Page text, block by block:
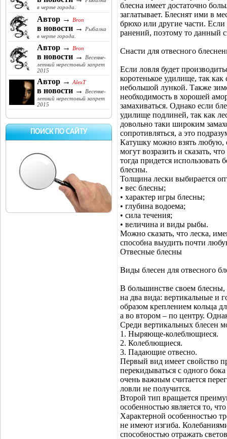
в черте города.
Автор → Bron
в новости →
Рыбалка
в черте города.
Автор → Bron
в новости →
Весенне-
летний нерестовый запрет
2015
Автор → AlexT
в новости →
Весенне-
летний нерестовый запрет
2015
ПОИСК ПО САЙТУ
блесна имеет достаточно
заглатывает. Блеснят ими в
брюхо или другие части.
ранений, поэтому то данный
Снасти для отвесного
Если ловля будет
коротенькое удилище, так
небольшой лункой. Также
необходимость в хорошей
замахиваться. Однако если
удилище подлиней, так как
довольно таки широким
сопротивляться, а это
Катушку можно взять любую,
могут возразить и сказать,
тогда придется использовать
блесны.
Толщина лески выбирается
• вес блесны;
• характер игры блесны;
• глубина водоема;
• сила течения;
• величина и виды рыбы.
Можно сказать, что леска,
способна выудить почти
Отвесные блесны
Виды блесен для отвесного
В большинстве своем блесны,
на два вида: вертикальные и
образом креплением кольца
а во втором – по центру.
Среди вертикальных блесен
1. Ныряюще-колеблющиеся.
2. Колеблющиеся.
3. Падающие отвесно.
Первый вид имеет свойство
перекидываться с одного
очень важным считается
ловли не получится.
Второй тип вращается
особенностью является то,
Характерной особенностью
не имеют изгиба.
способностью отражать